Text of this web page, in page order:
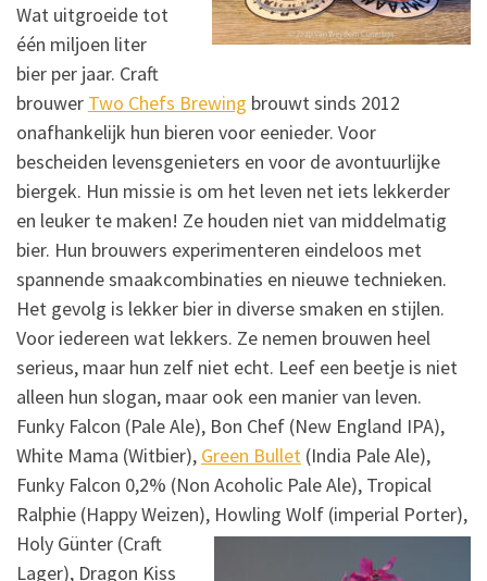
Wat uitgroeide tot
één miljoen liter
bier per jaar. Craft
brouwer Two Chefs Brewing brouwt sinds 2012
onafhankelijk hun bieren voor eenieder. Voor
bescheiden levensgenieters en voor de avontuurlijke
biergek. Hun missie is om het leven net iets lekkerder
en leuker te maken! Ze houden niet van middelmatig
bier. Hun brouwers experimenteren eindeloos met
spannende smaakcombinaties en nieuwe technieken.
Het gevolg is lekker bier in diverse smaken en stijlen.
Voor iedereen wat lekkers. Ze nemen brouwen heel
serieus, maar hun zelf niet echt. Leef een beetje is niet
alleen hun slogan, maar ook een manier van leven.
Funky Falcon (Pale Ale), Bon Chef (New England IPA),
White Mama (Witbier), Green Bullet (India Pale Ale),
Funky Falcon 0,2% (Non Acoholic Pale Ale), Tropical
Ralphie (Happy Weizen), Howling Wolf (imperial Porter),
Holy Günter (Craft
Lager), Dragon Kiss